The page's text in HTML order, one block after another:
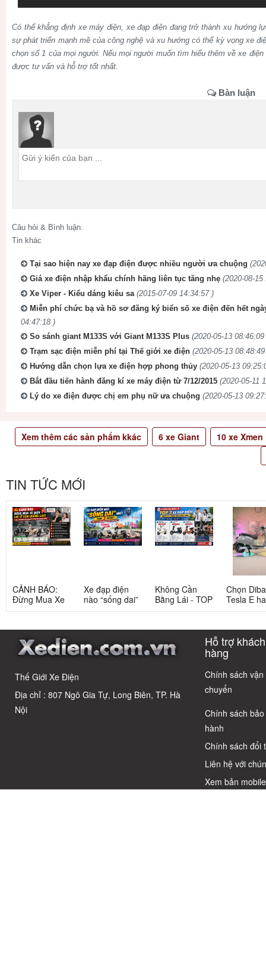
Có thể khẳng định xe máy điện, xe đạp điện đang trở thành xu hướng
sự phát triển mạnh mẽ của công nghệ và xu hướng có thể kỳ vọng xe
chọn số 1 của mọi người. Nếu mọi người muốn tìm hiểu thêm về xe điện
được tư vấn và hỗ trợ tốt nhất.
Bàn luận
Câu hỏi & Bình luận.
Tin khác
Tại sao hiện nay xe đạp điện được nhiều người ưa chuộng
Giá xe điện nhập khẩu chính hãng liên tục tăng nhẹ (2020-08-15
Xe Viper - Kiểu dáng kiêu sa (2015-07-09 14:34:57 )
Miễn phí chức bạ và hồ sơ đăng ký biển số xe điện đến hết
04:47:18 )
So sánh giant M133S với Giant M133S Plus (2020-05-13 08:46:09
Trạm sạc điện miễn phí tại Thế giới xe điện (2020-05-13
Hướng dẫn chọn lựa xe điện hợp phong thủy (2020-05-13
Bắt đầu tiến hành đăng kí xe máy điện từ 7/12/2015 (2020-05-11
Lý do xe điện được chị em phụ nữ ưa chuộng (2020-05-13
Xem thêm các sản phẩm kkác 6xe Giant 10xe Xmen
TIN TỨC MỚI
CẢNH BÁO:
Đừng Mua Xe
Điện Chỉ Vì
Cáo! 5 Bẫy
Phổ Biến Và Bí
Quyết Chọn Xe
Chuẩn Chỉnh
Xe đạp điện
nào “sống dai”
nhất sau 5
có câu trả lời
Không Cần
Bằng Lái - TOP
3 Xe Đạp Điện
Cho Học Sinh
Chọn
Tesla E
Tesla G:
cho người
dùng
thái
Thế Giới Xe Điện
Địa chỉ : 807 Ngô Gia Tự, Long Biên, TP. Hà
Nội
Hỗ trợ khách
hàng
Chính sách vận
chuyển
Chính sách bảo
hành
Chính sách đổi
Liên hệ với
Xem bản